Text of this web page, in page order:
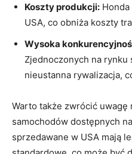
Koszty produkcji:
USA, co obniża koszty
Wysoka
Zjednoczonych na rynku
nieustanna rywalizacja,
Warto także zwrócić
samochodów dostępnych
sprzedawane w USA mają